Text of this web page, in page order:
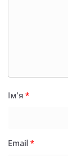
Ім'я *
Email*